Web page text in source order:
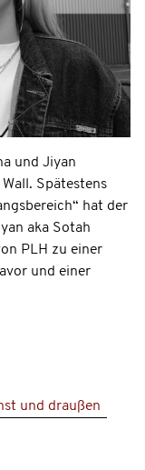
und Jiyan
Spätestens
hat der
aka Sotah
PLH zu einer
und einer
und draußen